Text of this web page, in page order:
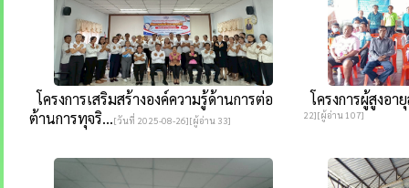
โครงการเสริมสร้างองค์ความรู้ด้านการต่อ
ต้านการทุจริ...[วันที่ 2025-08-26][ผู้อ่าน 33]
โครงการผู้สูงอ
22][ผู้อ่าน 107]